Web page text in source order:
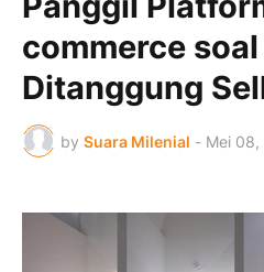
commerce
Ditanggung
by Suara Milenial - Mei 08,